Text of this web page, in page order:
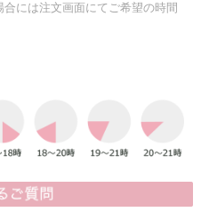
には注文画面にてご希望の時間